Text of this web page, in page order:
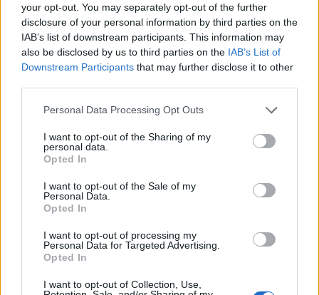
your opt-out. You may separately opt-out of the further
disclosure of your personal information by third parties on the
IAB’s list of downstream participants. This information may
also be disclosed by us to third parties on the IAB’s List of
Downstream Participants that may further disclose it to other
Please note that this website/app uses one or more Google
not limited to your visit or usage behaviour. You may click to
grant or deny consent to Google and its third-party tags to
use your data for below specified purposes in below Google
consent section.
Personal Data Processing Opt Outs
I want to opt-out of the Sharing of my
personal data.
Opted In
I want to opt-out of the Sale of my
Personal Data.
Opted In
I want to opt-out of processing my
Personal Data for Targeted Advertising.
Opted In
I want to opt-out of Collection, Use,
Colas Északkő építőipari alapanyagok
A bányától az autópályáig – 35 éves a Colas Északkő
bányaüzem, 3 bontottanyag-befogadó és feldolgozó, 1
értékesítési-logisztikai központ, napjainkban 146 munkavállaló.
éves története jóval több a számoknál. Termékeik ott vannak